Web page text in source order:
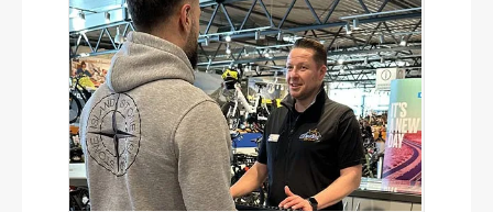
Akku
Bosch PowerTube (SmartSystem) 750 horizontal
Laufradgröße
28 Zoll